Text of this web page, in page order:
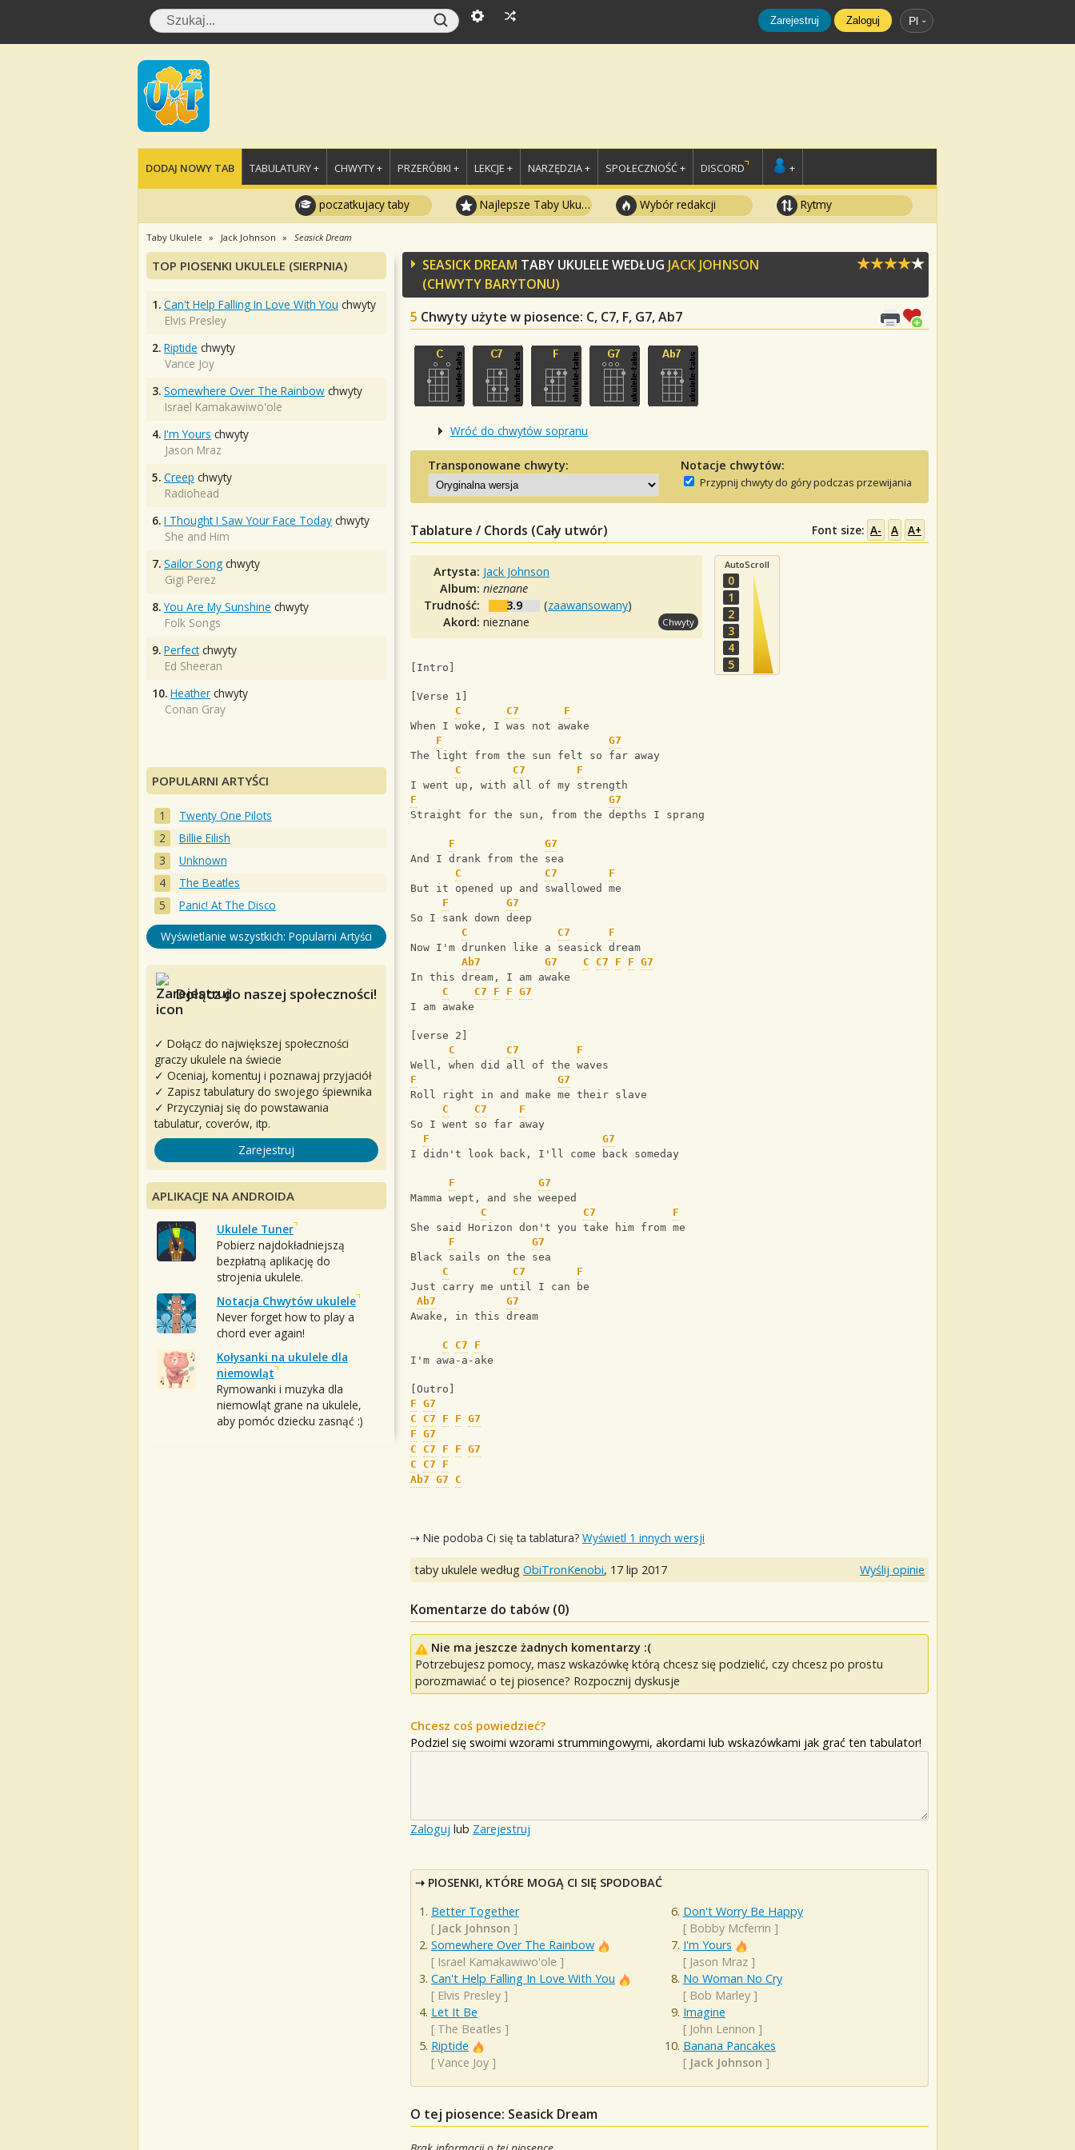
Zarejestruj Zaloguj Pl
DODAJ NOWY TAB TABULATURY + CHWYTY + PRZERÓBKI + LEKCJE + NARZĘDZIA + SPOŁECZNOŚĆ + DISCORD +
poczatkujacy taby Najlepsze Taby Ukulele Wybór redakcji Rytmy
Taby Ukulele Jack Johnson Seasick Dream
SEASICK DREAM TABY UKULELE WEDŁUG JACK JOHNSON
(CHWYTY BARYTONU)
5 Chwyty użyte w piosence: C, C7, F, G7, Ab7
Wróć do chwytów sopranu
Transponowane chwyty: Notacje chwytów:
Przypnij chwyty do góry podczas przewijania
Tablature / Chords (Cały utwór) Font size: A- A A+
Artysta: Jack Johnson
Album:nieznane
Trudność:
3.9 (zaawansowany)
Akord:nieznane Chwyty
AutoScroll
0
1
2
3
4
5
[Intro]
[Verse 1]
C
C7
F
When I woke, I was not awake
F
G7
The light from the sun felt so far away
C
C7
F
I went up, with all of my strength
F
G7
Straight for the sun, from the depths I sprang
F
G7
And I drank from the sea
C
C7
F
But it opened up and swallowed me
F
G7
So I sank down deep
C
C7
F
Now I'm drunken like a seasick dream
Ab7
G7 C C7 F F G7
In this dream, I am awake
C
C7 F F G7
I am awake
[verse 2]
C
C7
F
Well, when did all of the waves
F
G7
Roll right in and make me their slave
C
C7
F
So I went so far away
F
G7
I didn't look back, I'll come back someday
F
G7
Mamma wept, and she weeped
C
C7
F
She said Horizon don't you take him from me
F
G7
Black sails on the sea
C
C7
F
Just carry me until I can be
Ab7
G7
Awake, in this dream
C C7
F
I'm awa-a-ake
[Outro]
F G7
C
C7 F F G7
F G7
C
C7 F F G7
C
C7
F
Ab7 G7 C
⇢ Nie podoba Ci się ta tablatura? Wyświetl 1 innych wersji
taby ukulele według ObiTronKenobi, 17 lip 2017 Wyślij opinie
Komentarze do tabów (0)
Nie ma jeszcze żadnych komentarzy :(
Potrzebujesz pomocy, masz wskazówkę którą chcesz się podzielić, czy chcesz po prostu
porozmawiać o tej piosence? Rozpocznij dyskusje
Chcesz coś powiedzieć?
Podziel się swoimi wzorami strummingowymi, akordami lub wskazówkami jak grać ten tabulator!
Zaloguj lub Zarejestruj
PIOSENKI, KTÓRE MOGĄ CI SIĘ SPODOBAĆ
Better Together
[ Jack Johnson ]
Somewhere Over The Rainbow
[ Israel Kamakawiwo'ole ]
Can't Help Falling In Love With You
[ Elvis Presley ]
Let It Be
[ The Beatles ]
Riptide
[ Vance Joy ]
Don't Worry Be Happy
[ Bobby Mcferrin ]
I'm Yours
[ Jason Mraz]
No Woman No Cry
[ Bob Marley]
Imagine
[ John Lennon ]
Banana Pancakes
[ Jack Johnson ]
O tej piosence: Seasick Dream
TOP PIOSENKI UKULELE (SIERPNIA)
1. Can't Help Falling In Love With You chwyty
Elvis Presley
2. Riptide chwyty
Vance Joy
3. Somewhere Over The Rainbow chwyty
Israel Kamakawiwo'ole
4. I'm Yours chwyty
Jason Mraz
5. Creep chwyty
Radiohead
6. I Thought I Saw Your Face Today chwyty
She and Him
7. Sailor Song chwyty
Gigi Perez
8. You Are My Sunshine chwyty
Folk Songs
9. Perfectchwyty
Ed Sheeran
10. Heather chwyty
Conan Gray
POPULARNI ARTYŚCI
Twenty One Pilots
Billie Eilish
Unknown
The Beatles
Panic! At The Disco
Wyświetlanie wszystkich: Popularni Artyści
Dołącz do naszej społeczności!
✓ Dołącz do największej społeczności
graczy ukulele na świecie
✓ Oceniaj, komentuj i poznawaj przyjaciół
✓ Zapisz tabulatury do swojego śpiewnika
✓ Przyczyniaj się do powstawania
tabulatur, coverów, itp.
Zarejestruj
APLIKACJE NA ANDROIDA
Ukulele Tuner
Pobierz najdokładniejszą
bezpłatną aplikację do
strojenia ukulele.
Notacja Chwytów ukulele
Never forget how to play a
chord ever again!
Kołysanki na ukulele dla
niemowląt
Rymowanki i muzyka dla
niemowląt grane na ukulele,
aby pomóc dziecku zasnąć :)